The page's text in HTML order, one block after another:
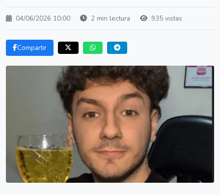
04/06/2026 10:00 2 min lectura 935 vistas
Compartir